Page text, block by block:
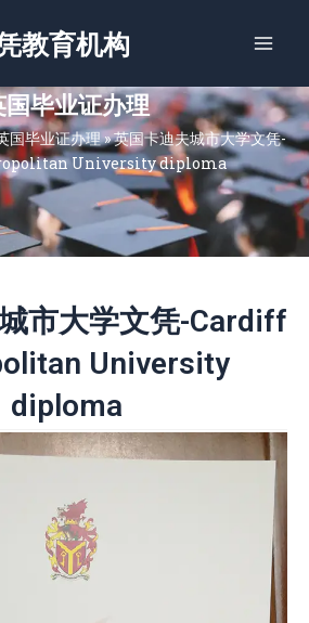
教育机构
国毕业证办理
国毕业证办理»英国卡迪夫城市大学文凭-
University diploma
市大学文凭-Cardiff
University
diploma